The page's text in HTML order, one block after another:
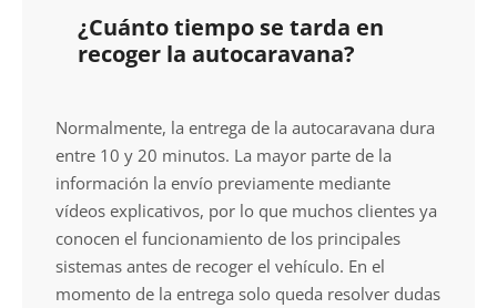
¿Cuánto tiempo se tarda en
recoger la autocaravana?
Normalmente, la entrega de la autocaravana dura
entre 10 y 20 minutos. La mayor parte de la
información la envío previamente mediante
vídeos explicativos, por lo que muchos clientes ya
conocen el funcionamiento de los principales
sistemas antes de recoger el vehículo. En el
momento de la entrega solo queda resolver dudas